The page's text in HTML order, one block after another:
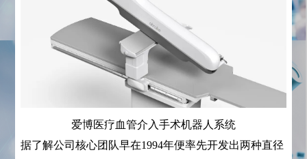
爱博医疗血管介入手术机器人系统
据了解公司核心团队早在1994年便率先开发出两种直径